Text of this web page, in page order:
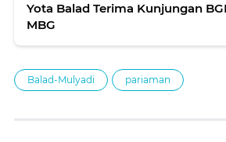
Yota Balad Terima Kunjungan
MBG
Balad-Mulyadi pariaman